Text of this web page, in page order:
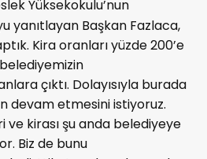
Yüksekokulu’nun
yanıtlayan Başkan Fazlaca,
Kira oranları yüzde 200’e
çıktı. Dolayısıyla burada
devam etmesini istiyoruz.
ve kirası şu anda belediyeye
Biz de bunu